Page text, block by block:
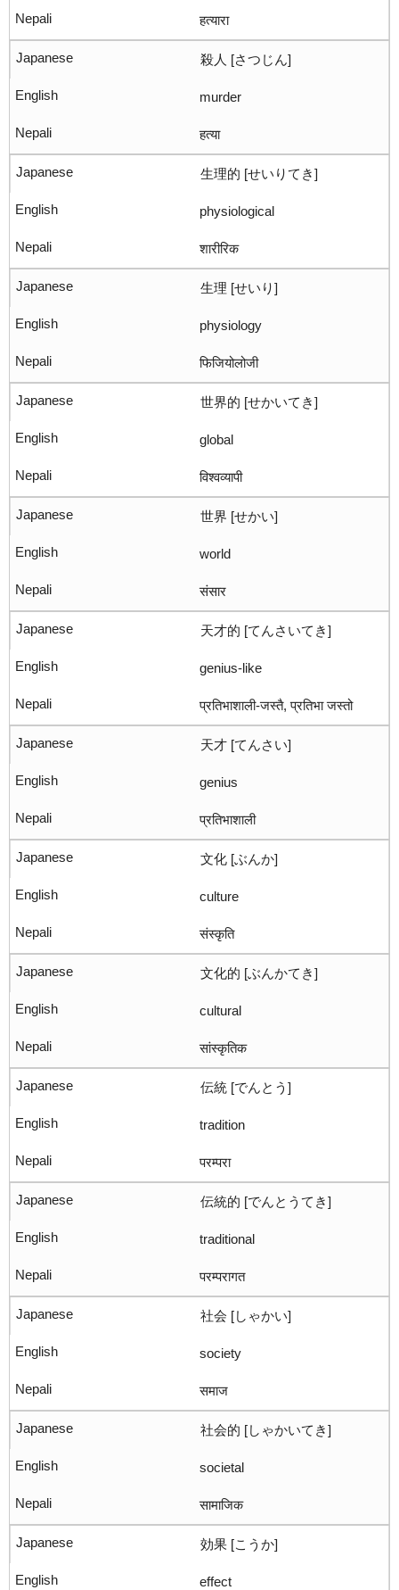
हत्यारा
殺人 [さつじん]
murder
हत्या
生理的 [せいりてき]
physiological
शारीरिक
生理 [せいり]
physiology
फिजियोलोजी
世界的 [せかいてき]
global
विश्वव्यापी
世界 [せかい]
world
संसार
天才的 [てんさいてき]
genius-like
प्रतिभाशाली-जस्तै, प्रतिभा जस्तो
天才 [てんさい]
genius
प्रतिभाशाली
文化 [ぶんか]
culture
संस्कृति
文化的 [ぶんかてき]
cultural
सांस्कृतिक
伝統 [でんとう]
tradition
परम्परा
伝統的 [でんとうてき]
traditional
परम्परागत
社会 [しゃかい]
society
समाज
社会的 [しゃかいてき]
societal
सामाजिक
効果 [こうか]
effect